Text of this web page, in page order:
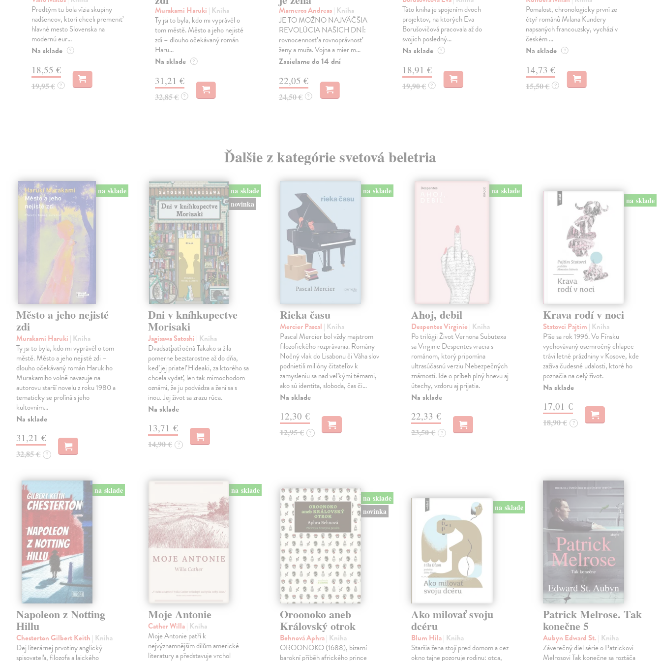
Predtým tu bola vízia skupiny
nadšencov, ktorí chceli premeniť
hlavné mesto Slovenska na
modernú eur...
Na sklade ?
18,55 €
19,95 € ?
Murakami Haruki | Kniha
Ty jsi to byla, kdo mi vyprávěl o
tom městě. Město a jeho nejisté
zdi – dlouho očekávaný román
Haru...
Na sklade ?
31,21 €
32,85 € ?
Marneros Andreas| Kniha
JE TO MOŽNO NAJVÄČŠIA
REVOLÚCIA NAŠICH DNÍ:
rovnocennosť a rovnoprávnosť
ženy a muža. Vojna a mier m...
Zasielame do 14 dní
22,05 €
24,50 € ?
Táto kniha je spojením dvoch
projektov, na ktorých Eva
Borušovičová pracovala až do
svojich posledný...
Na sklade ?
18,91 €
19,90 € ?
Pomalost, chronologicky první ze
čtyř románů Milana Kundery
napsaných francouzsky, vychází v
českém ...
Na sklade ?
14,73 €
15,50 € ?
Ďalšie z kategórie svetová beletria
na sklade
Město a jeho nejisté
zdi
Murakami Haruki | Kniha
Ty jsi to byla, kdo mi vyprávěl o tom
městě. Město a jeho nejisté zdi –
dlouho očekávaný román Harukiho
Murakamiho volně navazuje na
autorovu starší novelu z roku 1980 a
tematicky se prolíná s jeho
kultovním…
Na sklade
31,21 €
32,85 € ?
na sklade
novinka
Dni v kníhkupectve
Morisaki
Jagisawa Satoshi | Kniha
Dvadsaťpäťročná Takako si žila
pomerne bezstarostne až do dňa,
keď jej priateľ Hideaki, za ktorého sa
chcela vydať, len tak mimochodom
oznámi, že ju podvádza a žení sa s
inou. Jej život sa zrazu rúca.
Na sklade
13,71 €
14,90 € ?
na sklade
Rieka času
Mercier Pascal | Kniha
Pascal Mercier bol vždy majstrom
filozofického rozprávania. Romány
Nočný vlak do Lisabonu či Váha slov
podnietili milióny čitateľov k
zamysleniu sa nad veľkými témami,
ako sú identita, sloboda, čas či…
Na sklade
12,30 €
12,95 € ?
na sklade
Ahoj, debil
Despentes Virginie | Kniha
Po trilógii Život Vernona Subutexa
sa Virginie Despentes vracia s
románom, ktorý pripomína
ultrasúčasnú verziu Nebezpečných
známostí. Ide o príbeh plný hnevu aj
útechy, vzdoru aj prijatia.
Na sklade
22,33 €
23,50 € ?
na sklade
Krava rodí v noci
Statovci Pajtim | Kniha
Píše sa rok 1996. Vo Fínsku
vychovávaný osemročný chlapec
trávi letné prázdniny v Kosove, kde
zažíva čudesné udalosti, ktoré ho
poznačia na celý život.
Na sklade
17,01 €
18,90 € ?
na sklade
Napoleon z Notting
Hillu
Chesterton Gilbert Keith | Kniha
Dej literárnej prvotiny anglický
spisovateľa, filozofa a laického
na sklade
Moje Antonie
Cather Willa| Kniha
Moje Antonie patří k
nejvýznamnějším dílům americké
literatury a představuje vrchol
na sklade
novinka
Oroonoko aneb
Královský otrok
Behnová Aphra| Kniha
OROONOKO (1688), bizarní
barokní příběh afrického prince
na sklade
Ako milovať svoju
dcéru
Blum Hila| Kniha
Staršia žena stojí pred domom a cez
okno tajne pozoruje rodinu: otca,
Patrick Melrose. Tak
konečne 5
Aubyn Edward St. | Kniha
Záverečný diel série o Patrickovi
Melrosovi Tak konečne sa roztáča